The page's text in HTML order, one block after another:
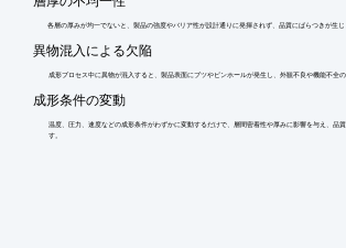
各層の厚みが均一でないと、製品の強度やバリア性が設計通りに発揮されず、品質にばらつきが生じ
異物混入による欠陥
成形プロセス中に異物が混入すると、製品表面にブツやピンホールが発生し、外観不良や機能不全の
成形条件の変動
温度、圧力、速度などの成形条件がわずかに変動するだけで、層間密着性や厚みに影響を与え、品
す。